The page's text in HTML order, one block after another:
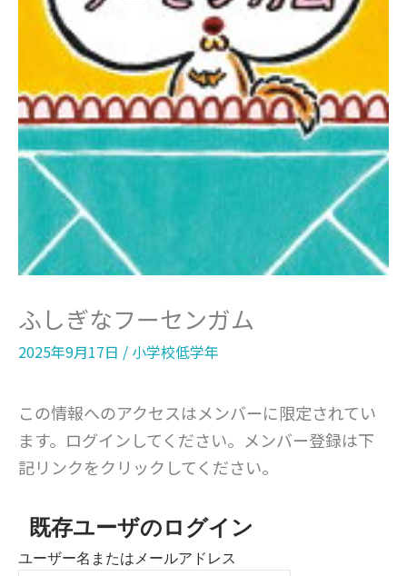
ふしぎなフーセンガム
2025年9月17日 / 小学校低学年
この情報へのアクセスはメンバーに限定されてい
ます。ログインしてください。メンバー登録は下
記リンクをクリックしてください。
既存ユーザのログイン
ユーザー名またはメールアドレス